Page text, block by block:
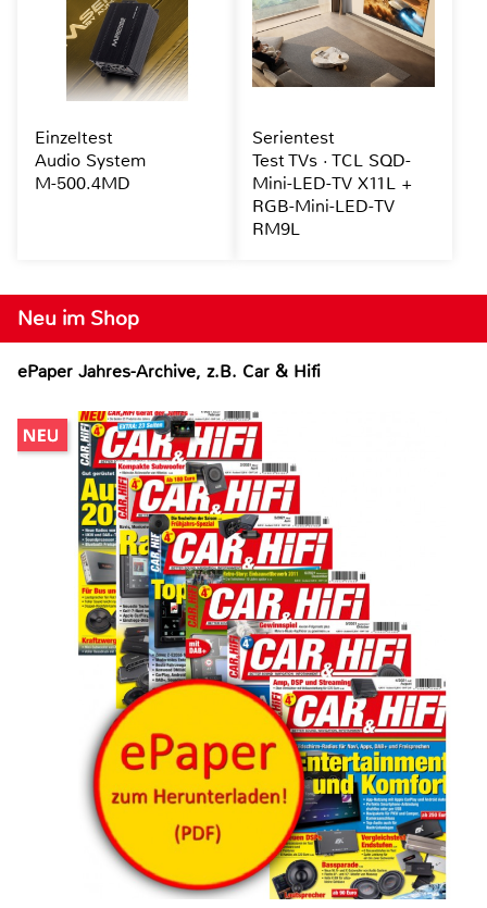
Neu im Shop
ePaper Jahres-Archive, z.B. Car & Hifi
Einzeltest
Audio System
M-500.4MD
Serientest
Test TVs · TCL SQD-
Mini-LED-TV X11L +
RGB-Mini-LED-TV
RM9L